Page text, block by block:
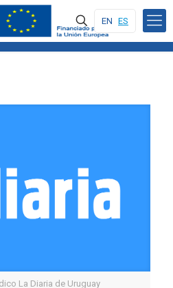
EN ES
La Diaria de Uruguay